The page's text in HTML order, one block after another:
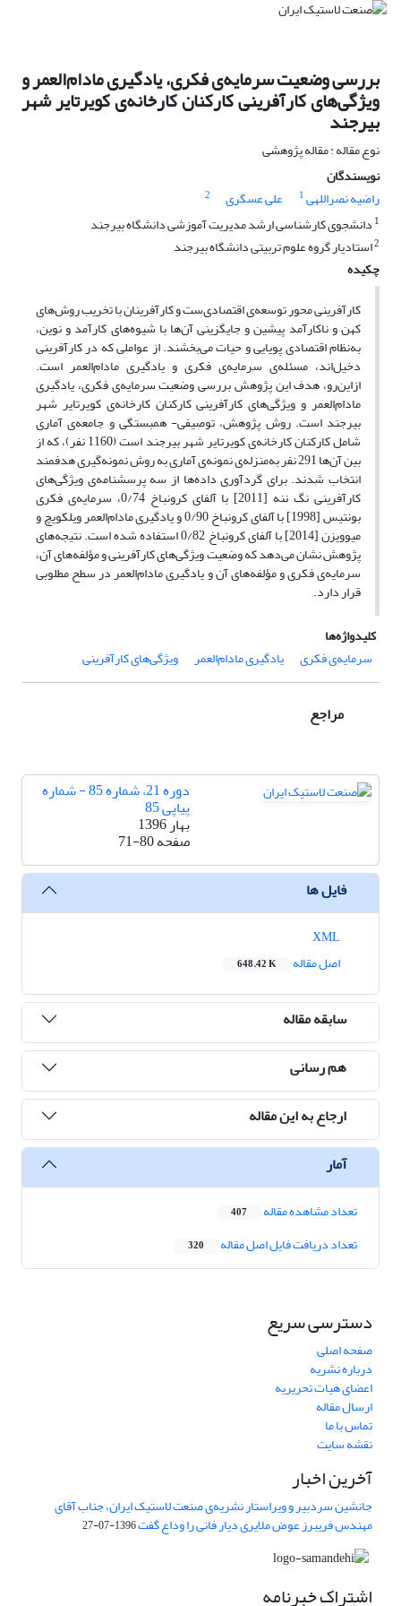
بررسی وضعیت سرمایه‌ی فکری، یادگیری مادام‌العمر و
ویژگی‌های کارآفرینی کارکنان کارخانه‌ی کویرتایر شهر
بیرجند
نوع مقاله : مقاله پژوهشی
نویسندگان
راضیه نصراللهی1 علی عسگری
2
1 دانشجوی کارشناسی ارشد مدیریت آموزشی دانشگاه بیرجند
2استادیار گروه علوم تربیتی دانشگاه بیرجند
چکیده
کارآفرینی محور توسعه‌ی اقتصادی‌ست و کارآفرینان با تخریب روش‌های
کهن و ناکارآمد پیشین و جایگزینی آن‌ها با شیوه‌های کارآمد و نوین،
به‌نظام اقتصادی پویایی و حیات می‌بخشند. از عواملی که در کارآفرینی
دخیل‌اند، مسئله‌ی سرمایه‌ی فکری و یادگیری مادام‌العمر است.
ازاین‌رو، هدف این پژوهش بررسی وضعیت سرمایه‌ی فکری، یادگیری
مادام‌العمر و ویژگی‌های کارآفرینی کارکنان کارخانه‌ی کویرتایر شهر
بیرجند است. روش پژوهش، توصیفی- همبستگی و جامعه‌ی آماری
شامل کارکنان کارخانه‌ی کویرتایر شهر بیرجند است (1160 نفر)، که از
بین آن‌ها 291 نفر به‌منزله‌ی نمونه‌ی آماری به روش نمونه‌گیری هدفمند
انتخاب شدند. برای گردآوری داده‌ها از سه پرسشنامه‌ی ویژگی‌های
کارآفرینی نگ ننه [2011] با آلفای کرونباخ 0/74، سرمایه‌ی فکری
بونتیس [1998] با آلفای کرونباخ 0/90 و یادگیری مادام‌العمر ویلکویچ و
میوویزن [2014] با آلفای کرونباخ 0/82 استفاده شده است. نتیجه‌های
پژوهش نشان می‌دهد که وضعیت ویژگی‌های کارآفرینی و مؤلفه‌های آن،
سرمایه‌ی فکری و مؤلفه‌های آن و یادگیری مادام‌العمر در سطح مطلوبی
قرار دارد.
کلیدواژه‌ها
سرمایه‌ی فکری
یادگیری مادام‌العمر ویژگی‌های کارآفرینی
مراجع
دوره 21، شماره 85 - شماره
پیاپی 85
بهار 1396
صفحه71-80
فایل ها
اصل مقاله
648.42 K
سابقه مقاله
هم رسانی
ارجاع به این مقاله
آمار
تعداد مشاهده مقاله 407
تعداد دریافت فایل اصل مقاله 320
دسترسی سریع
صفحه اصلی
درباره نشریه
اعضای هیات تحریریه
ارسال مقاله
تماس با ما
نقشه سایت
آخرین اخبار
جانشین سردبیر و ویراستار نشریه‌ی صنعت لاستیک ایران، جناب آقای
مهندس فریبرز عوض ملایری دیار فانی را وداع گفت1396-07-27
اشتراک خبرنامه